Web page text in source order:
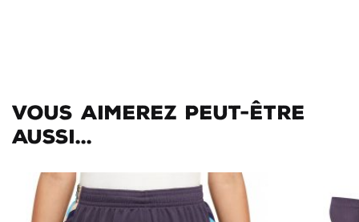
Vous aimerez peut-être
aussi...